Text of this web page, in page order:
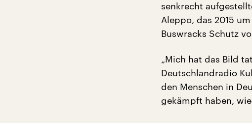
senkrecht
Aleppo, das 2015
Buswracks Schutz
„Mich hat das Bild
Deutschlandradio
den Menschen in
gekämpft haben,